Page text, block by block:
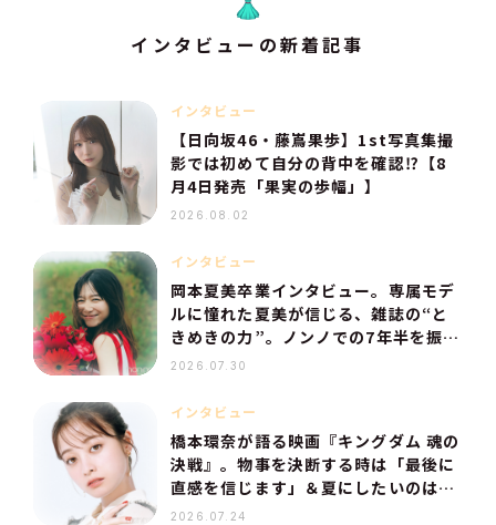
インタビューの新着記事
インタビュー
【日向坂46・藤嶌果歩】1st写真集撮
影では初めて自分の背中を確認⁉【8
月4日発売「果実の歩幅」】
2026.08.02
インタビュー
岡本夏美卒業インタビュー。専属モデ
ルに憧れた夏美が信じる、雑誌の“と
きめきの力”。ノンノでの7年半を振り
返り！
2026.07.30
インタビュー
橋本環奈が語る映画『キングダム 魂の
決戦』。物事を決断する時は「最後に
直感を信じます」＆夏にしたいのは、
流しそうめん
2026.07.24